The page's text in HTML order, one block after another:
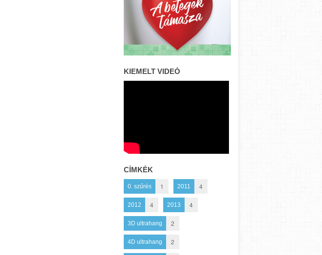
KIEMELT VIDEÓ
CÍMKÉK
0. szűrés 1 2011 4
2012 4 2013 4
3D ultrahang 2
4D ultrahang 2